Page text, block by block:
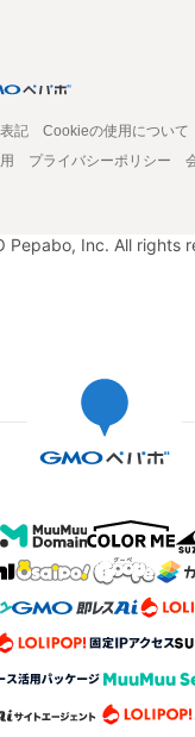
記
Cookieの使用について
プライバシーポリシー
Pepabo, Inc. All rights